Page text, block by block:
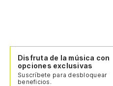
Disfruta de la música con
opciones exclusivas
Suscríbete para desbloquear
beneficios.